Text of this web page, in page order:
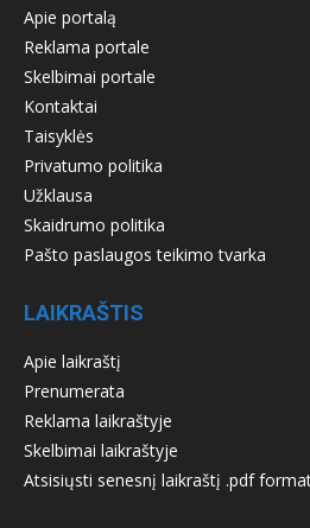
Apie portalą
Reklama portale
Skelbimai portale
Kontaktai
Taisyklės
Privatumo politika
Užklausa
Skaidrumo politika
Pašto paslaugos teikimo tvarka
LAIKRAŠTIS
Apie laikraštį
Prenumerata
Reklama laikraštyje
Skelbimai laikraštyje
Atsisiųsti senesnį laikraštį .pdf